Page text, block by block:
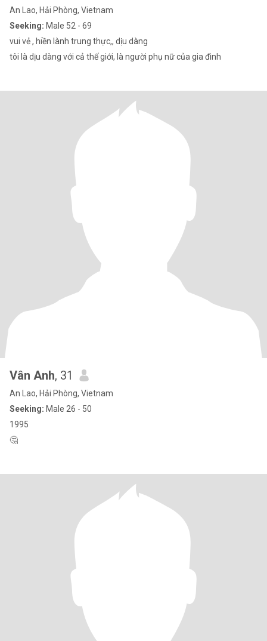
An Lao, Hải Phòng, Vietnam
Seeking: Male 52 - 69
vui vẻ , hiền lành trung thực,, dịu dàng
tôi là dịu dàng với cả thế giới, là người phụ nữ của gia đình
Vân Anh, 31
An Lao, Hải Phòng, Vietnam
Seeking: Male 26 - 50
1995
🤔